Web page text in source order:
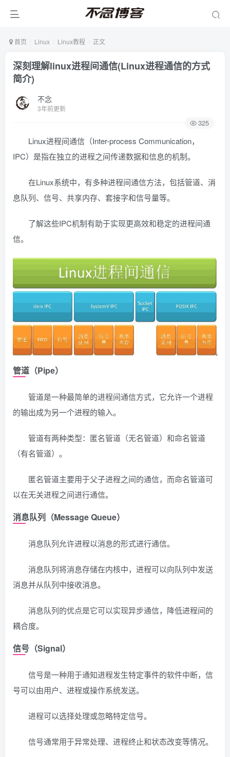
首页 Linux Linux教程 正文
深刻理解linux进程间通信(Linux进程通信的方式
简介)
不念
3年前更新
325
Linux进程间通信（Inter-process Communication，
IPC）是指在独立的进程之间传递数据和信息的机制。
在Linux系统中，有多种进程间通信方法，包括管道、消
息队列、信号、共享内存、套接字和信号量等。
了解这些IPC机制有助于实现更高效和稳定的进程间通
信。
管道（Pipe）
管道是一种最简单的进程间通信方式，它允许一个进程
的输出成为另一个进程的输入。
管道有两种类型：匿名管道（无名管道）和命名管道
（有名管道）。
匿名管道主要用于父子进程之间的通信，而命名管道可
以在无关进程之间进行通信。
消息队列（Message Queue）
消息队列允许进程以消息的形式进行通信。
消息队列将消息存储在内核中，进程可以向队列中发送
消息并从队列中接收消息。
消息队列的优点是它可以实现异步通信，降低进程间的
耦合度。
信号（Signal）
信号是一种用于通知进程发生特定事件的软件中断，信
号可以由用户、进程或操作系统发送。
进程可以选择处理或忽略特定信号。
信号通常用于异常处理、进程终止和状态改变等情况。